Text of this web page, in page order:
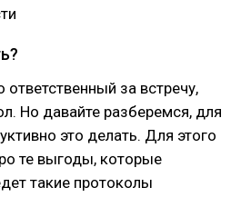
за встречу,
Но давайте разберемся, для
это делать. Для этого
те выгоды, которые
такие протоколы